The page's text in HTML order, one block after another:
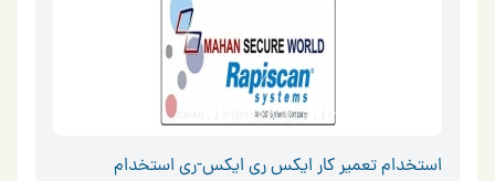
استخدام تعمیر کار ایکس ری ایکس-ری استخدام